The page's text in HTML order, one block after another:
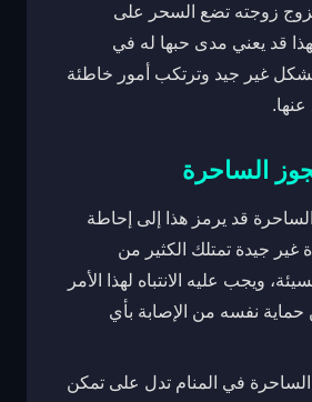
زوجته تضع السحر على
قد يعني مدى حبها له في
بشكل غير جيد وترتكب أمور خاطئة
الساحرة
قد يرمز هذا إلى إحاطة
جيدة تمتلك الكثير من
ويجب عليه الانتباه لهذا الأمر
نفسه من الإصابة بأي
الساحرة في المنام تدل على تمكن